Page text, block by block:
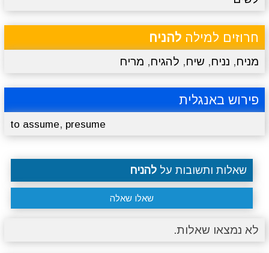
חרוזים למילה להניח
מניח, נניח, שיח, להגיח, מריח
פירוש באנגלית
to assume, presume
שאלות ותשובות על להניח
שאלו שאלה
לא נמצאו שאלות.